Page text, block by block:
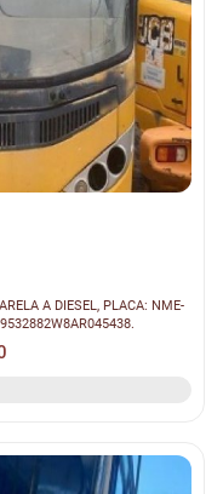
A DIESEL, PLACA: NME-